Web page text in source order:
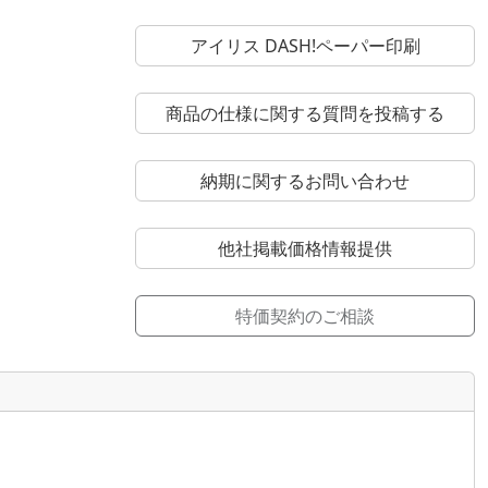
アイリス DASH!ペーパー印刷
商品の仕様に関する質問を投稿する
納期に関するお問い合わせ
他社掲載価格情報提供
特価契約のご相談